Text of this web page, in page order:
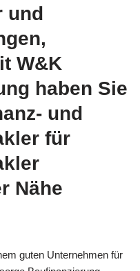
und
W&K
haben Sie
und
für
Nähe
guten Unternehmen für